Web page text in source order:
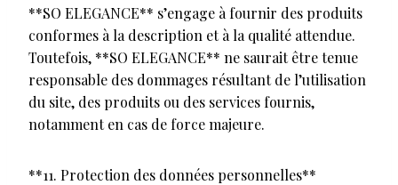
**SO ELEGANCE** s’engage à fournir des produits
conformes à la description et à la qualité attendue.
Toutefois, **SO ELEGANCE** ne saurait être tenue
responsable des dommages résultant de l’utilisation
du site, des produits ou des services fournis,
notamment en cas de force majeure.
**11. Protection des données personnelles**